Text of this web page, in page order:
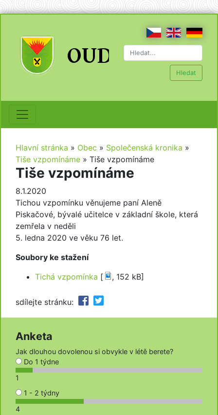
Hledat
Hlavní stránka » Obec » Společenská kronika »
Tiše vzpomínáme » Tiše vzpomínáme
Tiše vzpomínáme
8.1.2020
Tichou vzpomínku věnujeme paní Aleně
Piskačové, bývalé učitelce v základní škole, která
zemřela v neděli
5. ledna 2020 ve věku 76 let.
Soubory ke stažení
Tichá vzpomínka [ , 152 kB]
sdílejte stránku:
Anketa
Jak dlouhou dovolenou si obvykle v létě berete?
Do 1 týdne
1
1 - 2 týdny
4